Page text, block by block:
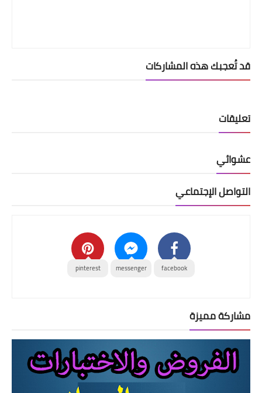
قد تُعجبك هذه المشاركات
تعليقات
عشوائي
التواصل الإجتماعي
facebook
messenger
pinterest
مشاركة مميزة